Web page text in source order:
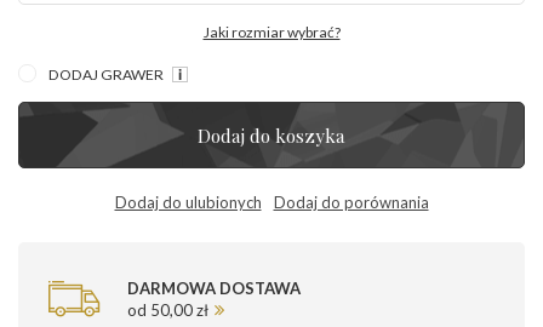
Jaki rozmiar wybrać?
DODAJ GRAWER
Dodaj do koszyka
Dodaj do ulubionych Dodaj do porównania
DARMOWA DOSTAWA
od 50,00 zł